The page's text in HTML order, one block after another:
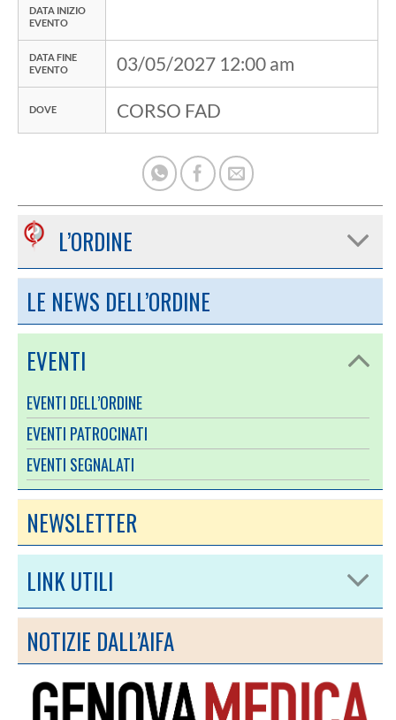
L’ORDINE
LE NEWS DELL’ORDINE
EVENTI
EVENTI DELL’ORDINE
EVENTI PATROCINATI
EVENTI SEGNALATI
NEWSLETTER
LINK UTILI
NOTIZIE DALL’AIFA
DATA INIZIO
EVENTO
DATA FINE
EVENTO
03/05/2027 12:00 am
DOVE CORSO FAD